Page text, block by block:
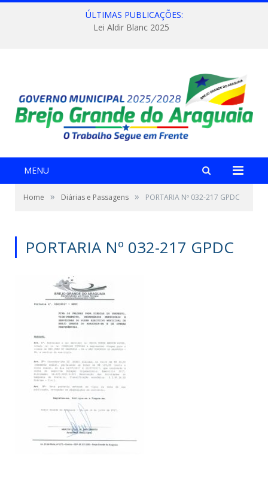
ÚLTIMAS PUBLICAÇÕES:
Lei Aldir Blanc 2025
MENU
Home » Diárias e Passagens » PORTARIA Nº 032-217 GPDC
PORTARIA Nº 032-217 GPDC